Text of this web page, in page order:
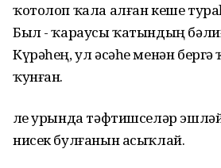
ҡотолоп ҡала алған кеше
Был - ҡараусы ҡатындың
Күрәһең, ул әсәһе менән
ҡунған.
Әле урында тәфтишселәр
нисек булғанын асыҡлай.